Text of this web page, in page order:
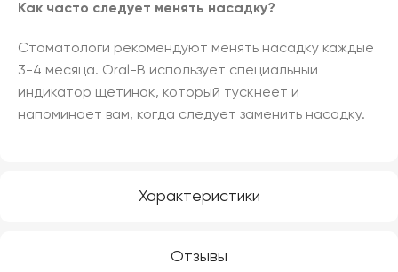
Характеристики
Отзывы
Как часто следует менять насадку?
Стоматологи рекомендуют менять насадку каждые
3-4 месяца. Oral-B использует специальный
индикатор щетинок, который тускнеет и
напоминает вам, когда следует заменить насадку.